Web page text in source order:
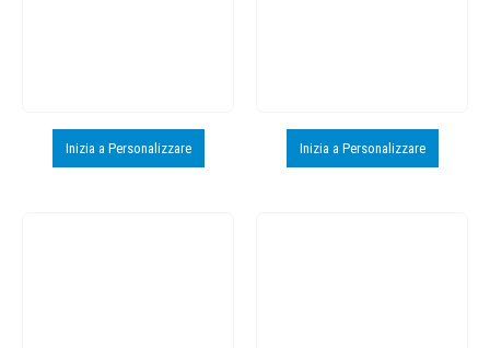
Inizia a Personalizzare Inizia a Personalizzare